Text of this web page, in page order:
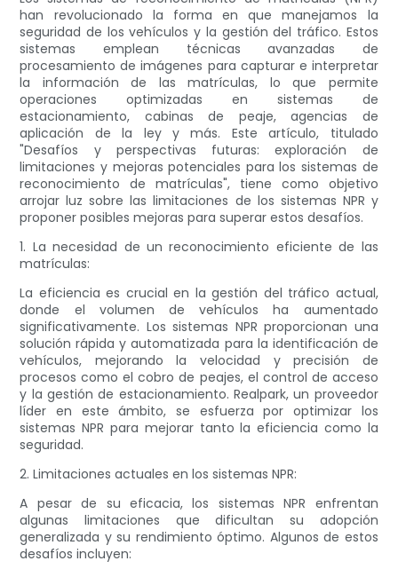
han revolucionado la forma en que manejamos la
seguridad de los vehículos y la gestión del tráfico. Estos
sistemas emplean técnicas avanzadas de
procesamiento de imágenes para capturar e interpretar
la información de las matrículas, lo que permite
operaciones optimizadas en sistemas de
estacionamiento, cabinas de peaje, agencias de
aplicación de la ley y más. Este artículo, titulado
"Desafíos y perspectivas futuras: exploración de
limitaciones y mejoras potenciales para los sistemas de
reconocimiento de matrículas", tiene como objetivo
arrojar luz sobre las limitaciones de los sistemas NPR y
proponer posibles mejoras para superar estos desafíos.
1. La necesidad de un reconocimiento eficiente de las
matrículas:
La eficiencia es crucial en la gestión del tráfico actual,
donde el volumen de vehículos ha aumentado
significativamente. Los sistemas NPR proporcionan una
solución rápida y automatizada para la identificación de
vehículos, mejorando la velocidad y precisión de
procesos como el cobro de peajes, el control de acceso
y la gestión de estacionamiento. Realpark, un proveedor
líder en este ámbito, se esfuerza por optimizar los
sistemas NPR para mejorar tanto la eficiencia como la
seguridad.
2. Limitaciones actuales en los sistemas NPR:
A pesar de su eficacia, los sistemas NPR enfrentan
algunas limitaciones que dificultan su adopción
generalizada y su rendimiento óptimo. Algunos de estos
desafíos incluyen: